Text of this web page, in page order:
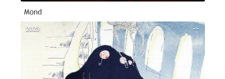
Mond
--
2023